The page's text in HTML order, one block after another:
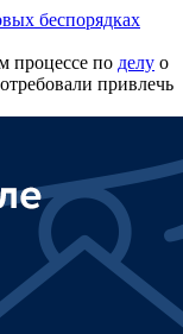
беспорядках
процессе по делу о
привлечь